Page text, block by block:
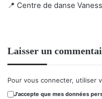
📍 Centre de danse
Laisser un
Pour vous connecter, utiliser
J'accepte que mes données